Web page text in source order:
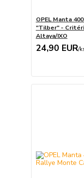
OPEL Manta
"Tilber" -
Altaya/IXO
24,90 EUR/